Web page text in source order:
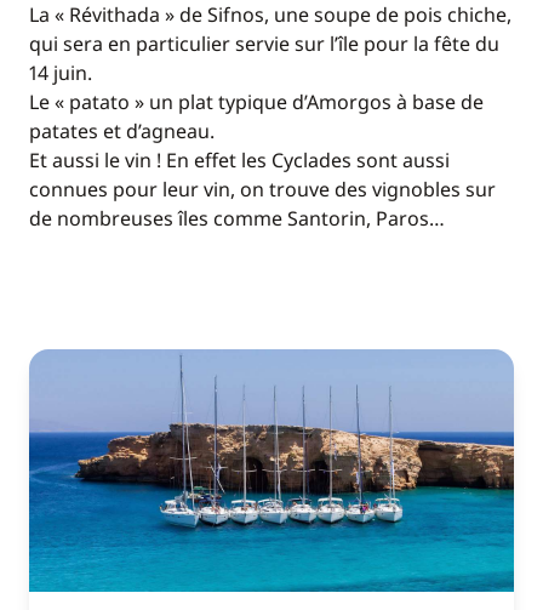
La « Révithada » de Sifnos, une soupe de pois chiche,
qui sera en particulier servie sur l’île pour la fête du
14 juin.
Le « patato » un plat typique d’Amorgos à base de
patates et d’agneau.
Et aussi le vin ! En effet les Cyclades sont aussi
connues pour leur vin, on trouve des vignobles sur
de nombreuses îles comme Santorin, Paros…